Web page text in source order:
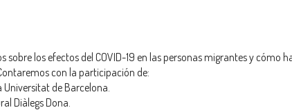
sobre los efectos del COVID-19 en las personas migrantes y cómo
con la participación de:
de Barcelona.
Diàlegs Dona.